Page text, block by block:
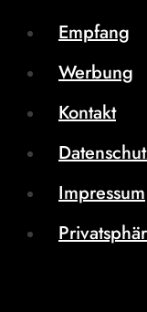
Empfang
Werbung
Kontakt
Impressum